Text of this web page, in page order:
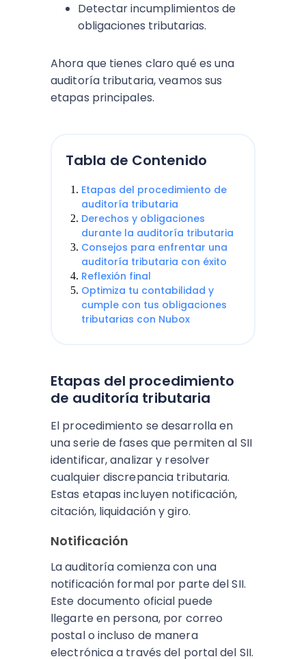
Detectar incumplimientos de
obligaciones tributarias.
Ahora que tienes claro qué es una
auditoría tributaria, veamos sus
etapas principales.
Tabla de Contenido
Etapas del procedimiento de
auditoría tributaria
Derechos y obligaciones
durante la auditoría tributaria
Consejos para enfrentar una
auditoría tributaria con éxito
Reflexión final
Optimiza tu contabilidad y
cumple con tus obligaciones
tributarias con Nubox
Etapas del procedimiento
de auditoría tributaria
El procedimiento se desarrolla en
una serie de fases que permiten al SII
identificar, analizar y resolver
cualquier discrepancia tributaria.
Estas etapas incluyen notificación,
citación, liquidación y giro.
Notificación
La auditoría comienza con una
notificación formal por parte del SII.
Este documento oficial puede
llegarte en persona, por correo
postal o incluso de manera
electrónica a través del portal del SII.